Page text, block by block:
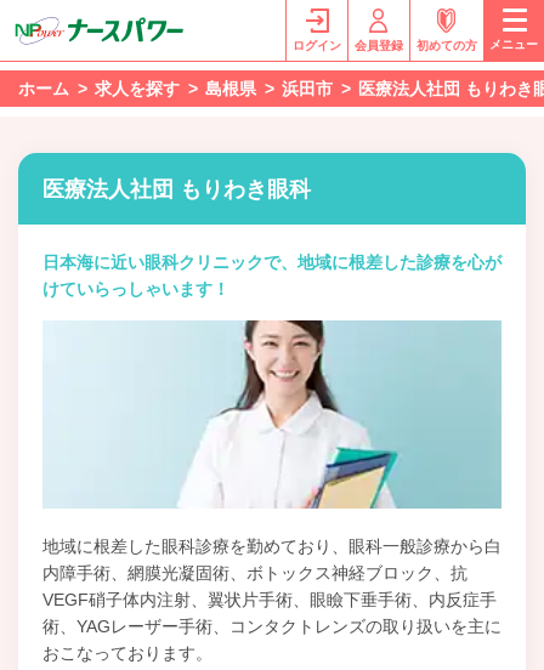
ログイン 会員登録 初めての方 メニュー
ホーム 求人を探す 島根県 浜田市 医療法人社団 もりわき
医療法人社団 もりわき眼科
日本海に近い眼科クリニックで、地域に根差した診療を心が
けていらっしゃいます！
地域に根差した眼科診療を勤めており、眼科一般診療から白
内障手術、網膜光凝固術、ボトックス神経ブロック、抗
VEGF硝子体内注射、翼状片手術、眼瞼下垂手術、内反症手
術、YAGレーザー手術、コンタクトレンズの取り扱いを主に
おこなっております。